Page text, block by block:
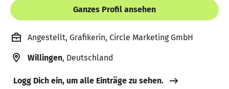
Ganzes Profil ansehen
Angestellt, Grafikerin, Circle Marketing GmbH
Willingen, Deutschland
Logg Dich ein, um alle Einträge zu sehen.